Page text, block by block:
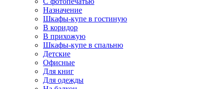
Назначение
Шкафы-купе в гостиную
В коридор
В прихожую
Шкафы-купе в спальню
Детские
Офисные
Для книг
Для одежды